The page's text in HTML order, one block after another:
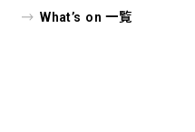
What’s on 一覧